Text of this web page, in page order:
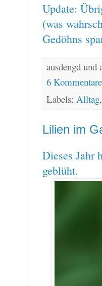
Update:
(was
Gedöhns
ausdengd
6
Labels: Alltag
Lilien im
Dieses Jahr
geblüht.